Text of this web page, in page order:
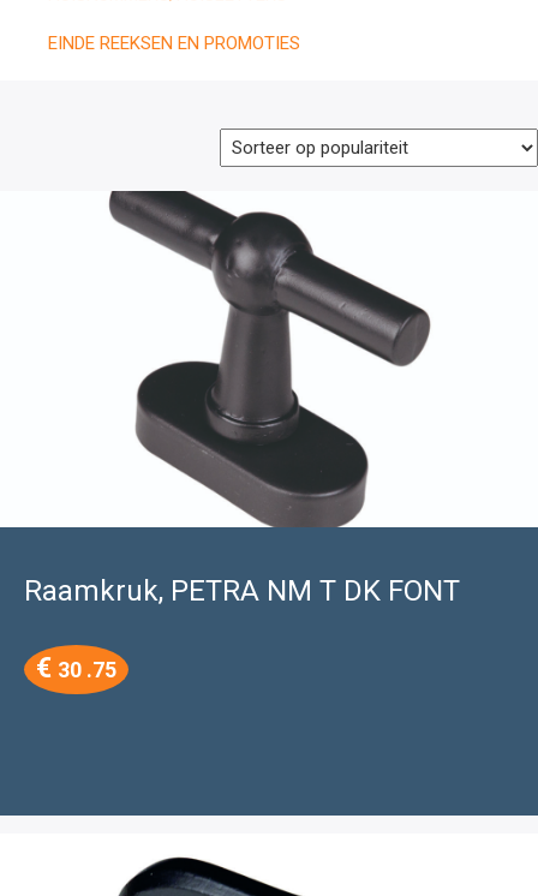
EINDE REEKSEN EN PROMOTIES
Raamkruk, PETRA NM T DK FONT
€ 30 .75